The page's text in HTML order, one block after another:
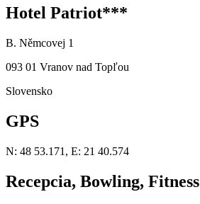
Hotel Patriot***
B. Němcovej 1
093 01 Vranov nad Topľou
Slovensko
GPS
N: 48 53.171, E: 21 40.574
Recepcia, Bowling, Fitness